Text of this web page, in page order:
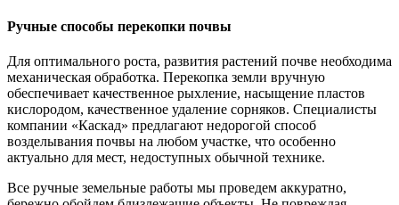
Ручные способы перекопки почвы
Для оптимального роста, развития растений почве необходима
механическая обработка. Перекопка земли вручную
обеспечивает качественное рыхление, насыщение пластов
кислородом, качественное удаление сорняков. Специалисты
компании «Каскад» предлагают недорогой способ
возделывания почвы на любом участке, что особенно
актуально для мест, недоступных обычной технике.
Все ручные земельные работы мы проведем аккуратно,